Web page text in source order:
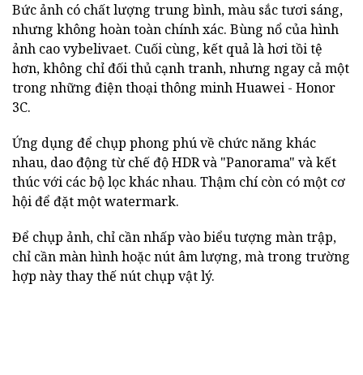
Bức ảnh có chất lượng trung bình, màu sắc tươi sáng,
nhưng không hoàn toàn chính xác. Bùng nổ của hình
ảnh cao vybelivaet. Cuối cùng, kết quả là hơi tồi tệ
hơn, không chỉ đối thủ cạnh tranh, nhưng ngay cả một
trong những điện thoại thông minh Huawei - Honor
3C.
Ứng dụng để chụp phong phú về chức năng khác
nhau, dao động từ chế độ HDR và "Panorama" và kết
thúc với các bộ lọc khác nhau. Thậm chí còn có một cơ
hội để đặt một watermark.
Để chụp ảnh, chỉ cần nhấp vào biểu tượng màn trập,
chỉ cần màn hình hoặc nút âm lượng, mà trong trường
hợp này thay thế nút chụp vật lý.